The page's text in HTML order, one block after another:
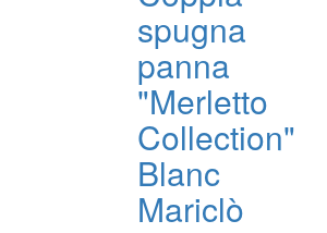
spugna
panna
"Merletto
Collection"
Blanc
Mariclò